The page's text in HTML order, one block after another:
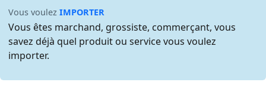
Vous voulezIMPORTER
Vous êtes marchand, grossiste, commerçant, vous
savez déjà quel produit ou service vous voulez
importer.